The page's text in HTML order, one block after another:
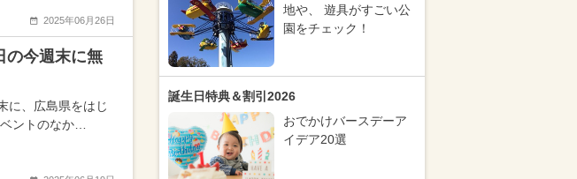
2025年06月26日
の今週末に無
に、広島県をはじ
ントのなか…
地や、 遊具がすごい公
園をチェック！
誕生日特典＆割引2026
おでかけバースデーア
イデア20選